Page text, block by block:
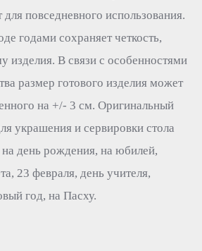
повседневного использования.
годами сохраняет четкость,
изделия. В связи с особенностями
размер готового изделия может
на +/- 3 см. Оригинальный
украшения и сервировки стола
день рождения, на юбилей,
23 февраля, день учителя,
год, на Пасху.